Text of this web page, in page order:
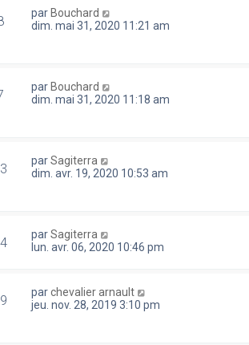
par Bouchard
dim. mai 31, 2020 11:21 am
par Bouchard
dim. mai 31, 2020 11:18 am
parSagiterra
dim. avr. 19, 2020 10:53 am
parSagiterra
lun. avr. 06, 2020 10:46 pm
parchevalier arnault
jeu. nov. 28, 2019 3:10 pm